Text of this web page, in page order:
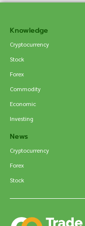
Knowledge
Cryptocurrency
Stock
Forex
Commodity
Economic
Investing
News
Cryptocurrency
Forex
Stock